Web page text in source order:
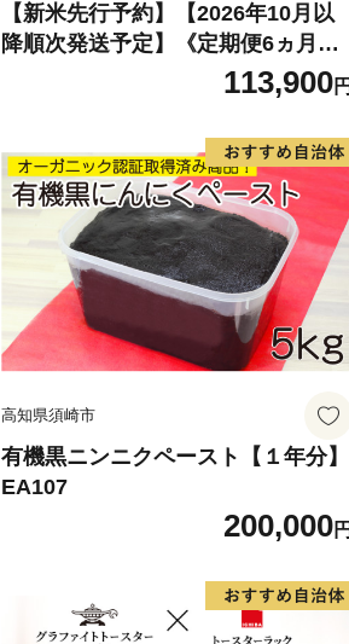
【新米先行予約】【2026年10月以
降順次発送予定】《定期便6ヵ月》
ひとめぼれ 令和8年度産 精米10kg
(5kg×2)【精米 白米 米 コメ お米 お
こめ ブランド米 ご飯 ごはん 秋田
にかほ】
113,900円
高知県須崎市
有機黒ニンニクペースト【１年分】
EA107
200,000円